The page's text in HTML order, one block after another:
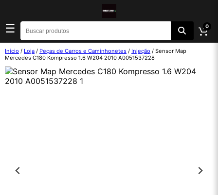
☰ 0
Início / Loja / Peças de Carros e Caminhonetes / Injeção / Sensor Map
Mercedes C180 Kompresso 1.6 W204 2010 A0051537228